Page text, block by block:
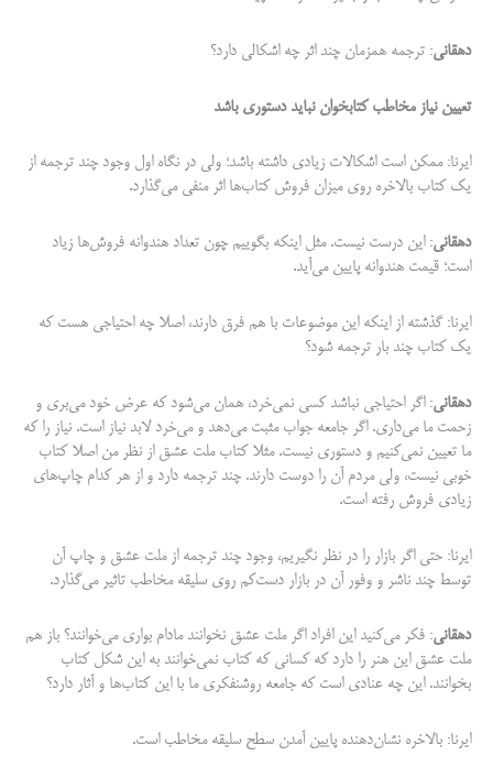
دهقانی: ترجمه همزمان چند اثر چه اشکالی دارد؟
تعیین نیاز مخاطب کتابخوان نباید دستوری باشد
ایرنا: ممکن است اشکالات زیادی داشته باشد؛ ولی در نگاه اول وجود چند ترجمه از
یک کتاب بالاخره روی میزان فروش کتاب‌ها اثر منفی می‌گذارد.
دهقانی: این درست نیست. مثل اینکه بگوییم چون تعداد هندوانه فروش‌ها زیاد
است؛ قیمت هندوانه پایین می‌آید.
ایرنا: گذشته از اینکه این موضوعات با هم فرق دارند، اصلا چه احتیاجی هست که
یک کتاب چند بار ترجمه شود؟
دهقانی: اگر احتیاجی نباشد کسی نمی‌­خرد، همان می­‌شود که عرض خود می­‌بری و
زحمت ما می‌­داری. اگر جامعه جواب مثبت می­‌دهد و می‌­خرد لابد نیاز است. نیاز را که
ما تعیین نمی‌­کنیم و دستوری نیست. مثلا کتاب ملت عشق از نظر من اصلا کتاب
خوبی نیست، ولی مردم آن را دوست دارند. چند ترجمه دارد و از هر کدام چاپ­‌های
زیادی فروش رفته است.
ایرنا: حتی اگر بازار را در نظر نگیریم، وجود چند ترجمه از ملت عشق و چاپ آن
توسط چند ناشر و وفور آن در بازار دست‌کم روی سلیقه مخاطب تاثیر می‌گذارد.
دهقانی: فکر می­‌کنید این افراد اگر ملت عشق نخوانند مادام بواری می‌خوانند؟ باز هم
ملت عشق این هنر را دارد که کسانی که کتاب نمی‌خوانند به این شکل کتاب
بخوانند. این چه عنادی است که جامعه روشنفکری ما با این کتاب­‌ها و آثار دارد؟
ایرنا: بالاخره نشان‌دهنده پایین آمدن سطح سلیقه مخاطب است.